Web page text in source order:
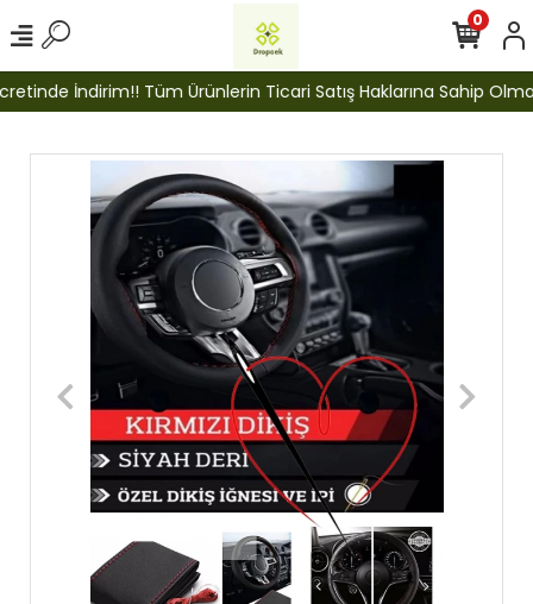
İndirim!! Tüm Ürünlerin Ticari Satış Haklarına Sahip
0